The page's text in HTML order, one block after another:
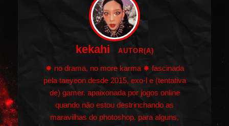
kekahi AUTOR(A)
✸ no drama, no more karma ✸ fascinada
pela taeyeon desde 2015, exo-l e (tentativa
de) gamer. apaixonada por jogos online
quando não estou destrinchando as
maravilhas do photoshop. para alguns,